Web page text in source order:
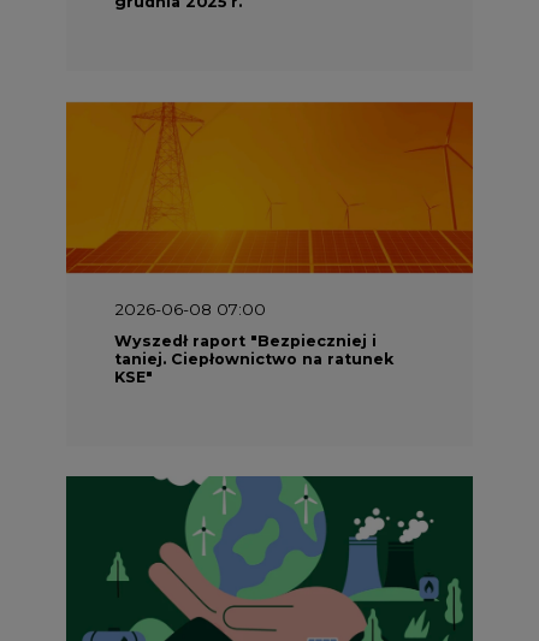
2026-06-08 07:00
Wyszedł raport "Bezpieczniej i
taniej. Ciepłownictwo na ratunek
KSE"